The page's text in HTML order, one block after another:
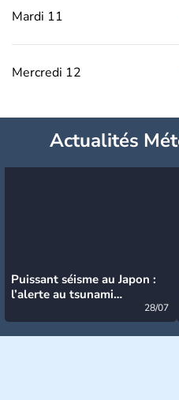
Mardi 11
Mercredi 12
Actualités
Puissant séisme au Japon :
l’alerte au tsunami
28/07